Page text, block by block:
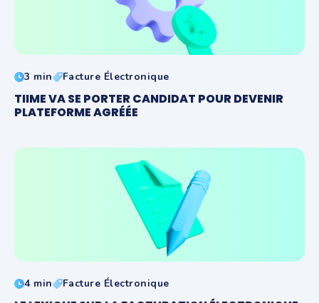
3 min Facture Électronique
TIIME VA SE PORTER CANDIDAT POUR DEVENIR
PLATEFORME AGRÉÉE
4 min Facture Électronique